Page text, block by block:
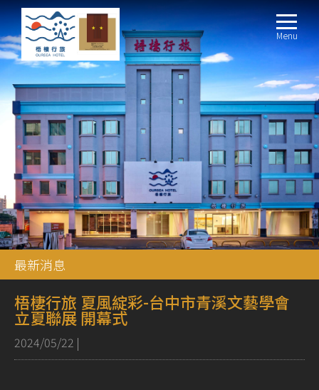
Menu
最新消息
梧棲行旅 夏風綻彩-台中市青溪文藝學會
立夏聯展 開幕式
2024/05/22 |